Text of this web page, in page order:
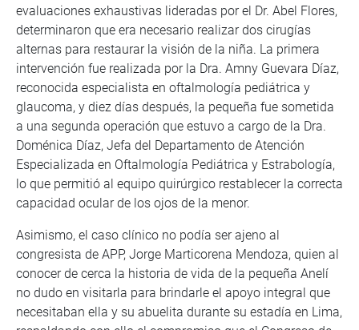
evaluaciones exhaustivas lideradas por el Dr. Abel Flores,
determinaron que era necesario realizar dos cirugías
alternas para restaurar la visión de la niña. La primera
intervención fue realizada por la Dra. Amny Guevara Díaz,
reconocida especialista en oftalmología pediátrica y
glaucoma, y diez días después, la pequeña fue sometida
a una segunda operación que estuvo a cargo de la Dra.
Doménica Díaz, Jefa del Departamento de Atención
Especializada en Oftalmología Pediátrica y Estrabología,
lo que permitió al equipo quirúrgico restablecer la correcta
capacidad ocular de los ojos de la menor.
Asimismo, el caso clínico no podía ser ajeno al
congresista de APP, Jorge Marticorena Mendoza, quien al
conocer de cerca la historia de vida de la pequeña Anelí
no dudo en visitarla para brindarle el apoyo integral que
necesitaban ella y su abuelita durante su estadía en Lima,